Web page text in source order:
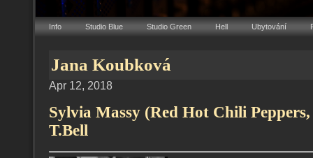
Info Studio Blue Studio Green Hell Ubytování
Jana Koubková
Apr 12, 2018
Sylvia Massy (Red Hot Chili
T.Bell